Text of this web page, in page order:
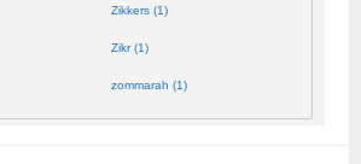
Zikkers (1)
Zikr (1)
zommarah (1)